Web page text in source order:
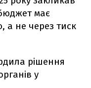
має
а не через тиск
рішення
у